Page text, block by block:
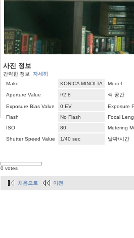
사진 정보
간략한 정보 자세히
Make
KONICA MINOLTA
Model
Aperture Value
f/2.8 색 공간
Exposure Bias Value 0 EV
Exposure
Flash
No Flash
Focal
ISO
80
Metering
Shutter Speed Value
1/40 sec 날짜/시간
0 votes
처음으로 이전